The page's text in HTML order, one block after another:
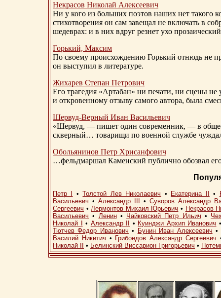
Некрасов Николай Алексеевич
Ни у кого из больших поэтов наших нет такого
стихотворения он сам завещал не включать в
шедеврах: и в них вдруг резнет ухо
Горький, Максим
По своему происхождению Горький отнюдь не
он выступил в литературе.
Жихарев Степан Петрович
Его трагедия «Артабан» ни печати, ни сцены
и откровенному отзыву самого автора, была
Шервуд-Верный Иван Васильевич
«Шервуд, — пишет один современник, — в
скверный… товарищи по военной службе
Обольянинов Петр Хрисанфович
…фельдмаршал Каменский публично обозвал
Петр I •Толстой Лев Николаевич • Екатерина II •
Васильевич • Александр III • Суворов Александр
Сергеевич •Лермонтов Михаил Юрьевич • Некрасов
Васильевич • Ленин• Чайковский Петр Ильич •
Николай I
• Александр II • Куинджи Архип Иванович
Тютчев Федор Иванович • Бунин Иван Алексеевич •
Василий Никитич • Грибоедов Александр Сергеевич
Николай II
• Белинский Виссарион Григорьевич •